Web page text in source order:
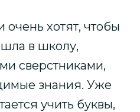
очень хотят, чтобы
в школу,
сверстниками,
знания. Уже
учить буквы,